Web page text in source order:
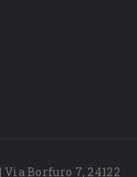
Via Borfuro 7, 24122